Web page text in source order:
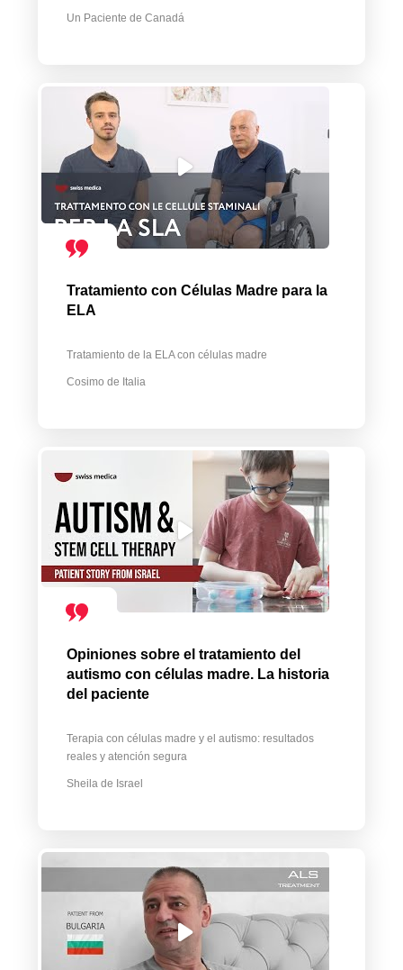
Un Paciente de Canadá
Tratamiento con Células Madre para la
ELA
Tratamiento de la ELA con células madre
Cosimo de Italia
Opiniones sobre el tratamiento del
autismo con células madre. La historia
del paciente
Terapia con células madre y el autismo: resultados
reales y atención segura
Sheila de Israel